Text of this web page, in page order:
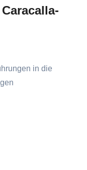
in die